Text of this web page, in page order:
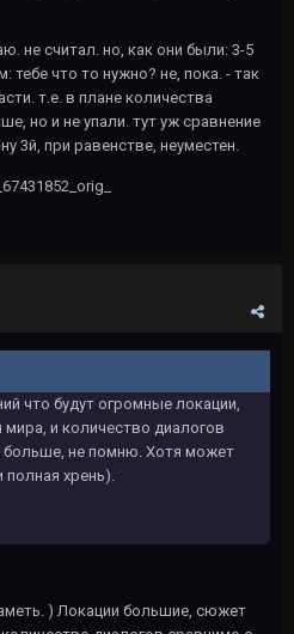
не считал. но, как они были: 3-5
тебе что то нужно? не, пока. - так
т.е. в плане количества
но и не упали. тут уж сравнение
3й, при равенстве, неуместен.
что будут огромные локации,
мира, и количество диалогов
не помню. Хотя может
полная хрень).
) Локации большие, сюжет